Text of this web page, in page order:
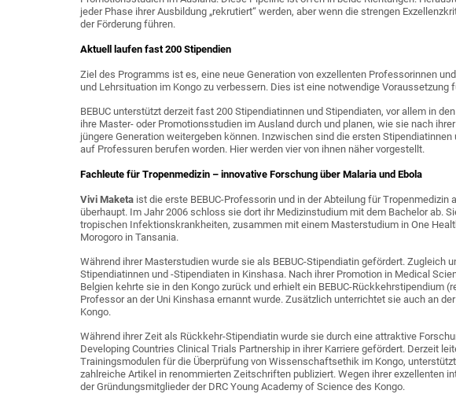
jeder Phase ihrer Ausbildung „rekrutiert“ werden, aber wenn die strengen
der Förderung führen.
Aktuell laufen fast 200 Stipendien
Ziel des Programms ist es, eine neue Generation von exzellenten Professorinnen
und Lehrsituation im Kongo zu verbessern. Dies ist eine notwendige
BEBUC unterstützt derzeit fast 200 Stipendiatinnen und Stipendiaten, vor allem in
ihre Master- oder Promotionsstudien im Ausland durch und planen, wie sie nach
jüngere Generation weitergeben können. Inzwischen sind die ersten
auf Professuren berufen worden. Hier werden vier von ihnen näher vorgestellt.
Fachleute für Tropenmedizin – innovative Forschung über Malaria und Ebola
Vivi Maketa ist die erste BEBUC-Professorin und in der Abteilung für
überhaupt. Im Jahr 2006 schloss sie dort ihr Medizinstudium mit dem Bachelor ab.
tropischen Infektionskrankheiten, zusammen mit einem Masterstudium in One
Morogoro in Tansania.
Während ihrer Masterstudien wurde sie als BEBUC-Stipendiatin gefördert. Zugleich
Stipendiatinnen und -Stipendiaten in Kinshasa. Nach ihrer Promotion in Medical
Belgien kehrte sie in den Kongo zurück und erhielt ein BEBUC-Rückkehrstipendium
Professor an der Uni Kinshasa ernannt wurde. Zusätzlich unterrichtet sie auch an
Kongo.
Während ihrer Zeit als Rückkehr-Stipendiatin wurde sie durch eine attraktive
Developing Countries Clinical Trials Partnership in ihrer Karriere gefördert. Derzeit
Trainingsmodulen für die Überprüfung von Wissenschaftsethik im Kongo,
zahlreiche Artikel in renommierten Zeitschriften publiziert. Wegen ihrer exzellenten
der Gründungsmitglieder der DRC Young Academy of Science des Kongo.